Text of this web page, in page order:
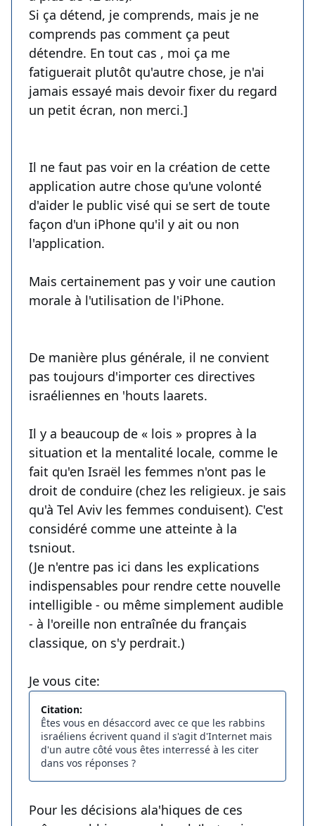
Si ça détend, je comprends, mais je ne
comprends pas comment ça peut
détendre. En tout cas , moi ça me
fatiguerait plutôt qu'autre chose, je n'ai
jamais essayé mais devoir fixer du regard
un petit écran, non merci.]
Il ne faut pas voir en la création de cette
application autre chose qu'une volonté
d'aider le public visé qui se sert de toute
façon d'un iPhone qu'il y ait ou non
l'application.
Mais certainement pas y voir une caution
morale à l'utilisation de l'iPhone.
De manière plus générale, il ne convient
pas toujours d'importer ces directives
israéliennes en 'houts laarets.
Il y a beaucoup de « lois » propres à la
situation et la mentalité locale, comme le
fait qu'en Israël les femmes n'ont pas le
droit de conduire (chez les religieux. je sais
qu'à Tel Aviv les femmes conduisent). C'est
considéré comme une atteinte à la
tsniout.
(Je n'entre pas ici dans les explications
indispensables pour rendre cette nouvelle
intelligible - ou même simplement audible
- à l'oreille non entraînée du français
classique, on s'y perdrait.)
Je vous cite:
Citation:
Êtes vous en désaccord avec ce que les rabbins
israéliens écrivent quand il s'agit d'Internet mais
d'un autre côté vous êtes interressé à les citer
dans vos réponses ?
Pour les décisions ala'hiques de ces